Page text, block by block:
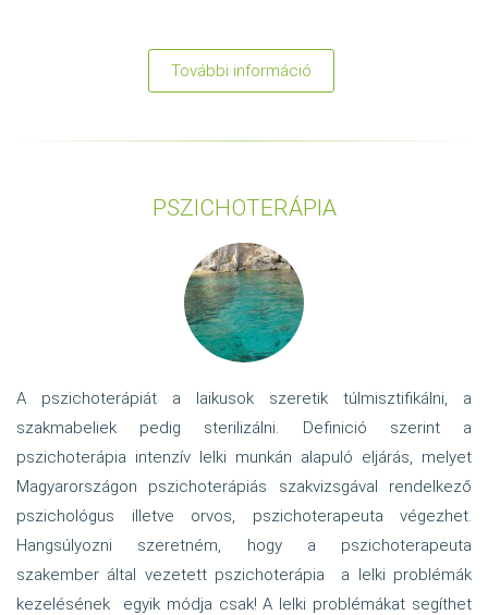
További információ
sorozatáról
PSZICHOTERÁPIA
A pszichoterápiát a laikusok szeretik túlmisztifikálni, a
szakmabeliek pedig sterilizálni. Definició szerint a
pszichoterápia intenzív lelki munkán alapuló eljárás, melyet
Magyarországon pszichoterápiás szakvizsgával rendelkező
pszichológus illetve orvos, pszichoterapeuta végezhet.
Hangsúlyozni szeretném, hogy a pszichoterapeuta
szakember által vezetett pszichoterápia a lelki problémák
kezelésének egyik módja csak! A lelki problémákat segíthet